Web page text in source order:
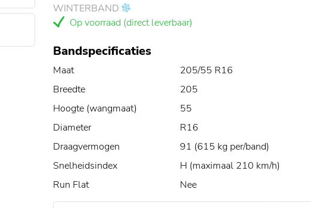
WINTERBAND
Op voorraad (direct leverbaar)
Bandspecificaties
Maat
205/55 R16
Breedte
205
Hoogte (wangmaat)
55
Diameter
R16
Draagvermogen
91 (615 kg per/band)
Snelheidsindex
H (maximaal 210 km/h)
Run Flat
Nee